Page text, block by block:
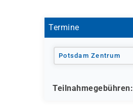
Termine
Potsdam Zentrum
Teilnahmegebühren: